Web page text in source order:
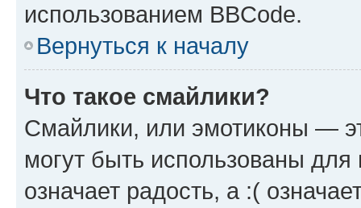
использованием BBCode.
Вернуться к началу
Что такое смайлики?
Смайлики, или эмотиконы —
могут быть использованы
означает радость, а :(